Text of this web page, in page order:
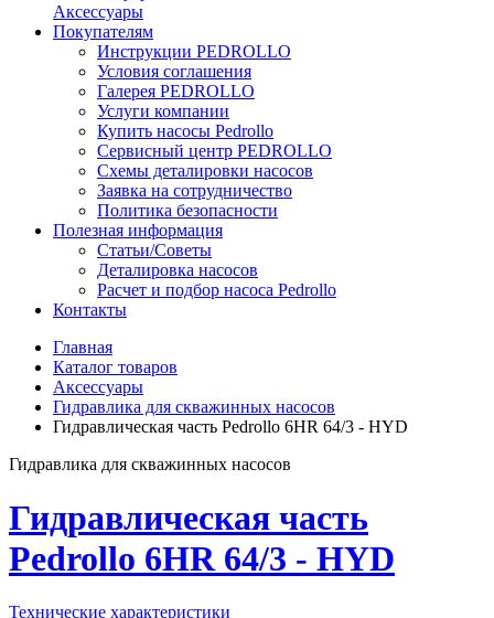
Аксессуары
Покупателям
Инструкции PEDROLLO
Условия соглашения
Галерея PEDROLLO
Услуги компании
Купить насосы Pedrollo
Сервисный центр PEDROLLO
Схемы деталировки насосов
Заявка на сотрудничество
Политика безопасности
Полезная информация
Статьи/Советы
Деталировка насосов
Расчет и подбор насоса Pedrollo
Контакты
Главная
Каталог товаров
Аксессуары
Гидравлика для скважинных насосов
Гидравлическая часть Pedrollo 6HR 64/3 - HYD
Гидравлика для скважинных насосов
Гидравлическая часть
Pedrollo 6HR 64/3 - HYD
Технические характеристики